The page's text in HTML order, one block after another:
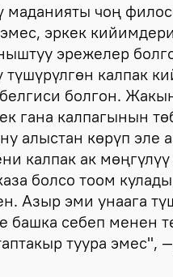
маданияты чоң
эркек
эрежелер
түшүрүлгөн калпак
болгон.
гана калпагынын
алыстан көрүп эле
калпак ак
болсо тоом
Азыр эми унаага
башка себеп менен
туура эмес",